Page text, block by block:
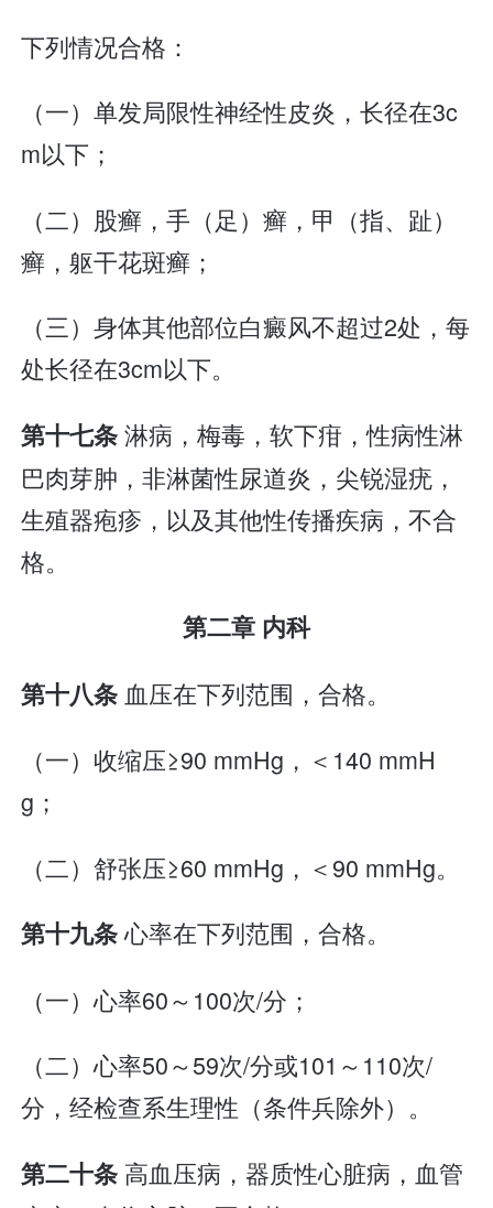
下列情况合格：
（一）单发局限性神经性皮炎，长径在3c
m以下；
（二）股癣，手（足）癣，甲（指、趾）
癣，躯干花斑癣；
（三）身体其他部位白癜风不超过2处，每
处长径在3cm以下。
第十七条淋病，梅毒，软下疳，性病性淋
巴肉芽肿，非淋菌性尿道炎，尖锐湿疣，
生殖器疱疹，以及其他性传播疾病，不合
格。
第二章 内科
第十八条 血压在下列范围，合格。
（一）收缩压≥90 mmHg，＜140 mmH
g；
（二）舒张压≥60 mmHg，＜90 mmHg。
第十九条心率在下列范围，合格。
（一）心率60～100次/分；
（二）心率50～59次/分或101～110次/
分，经检查系生理性（条件兵除外）。
第二十条 高血压病，器质性心脏病，血管